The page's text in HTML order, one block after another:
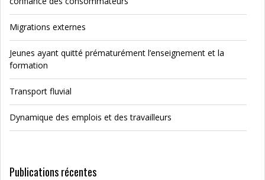
Migrations externes
Jeunes ayant quitté prématurément l’enseignement et la
formation
Transport fluvial
Dynamique des emplois et des travailleurs
Publications récentes